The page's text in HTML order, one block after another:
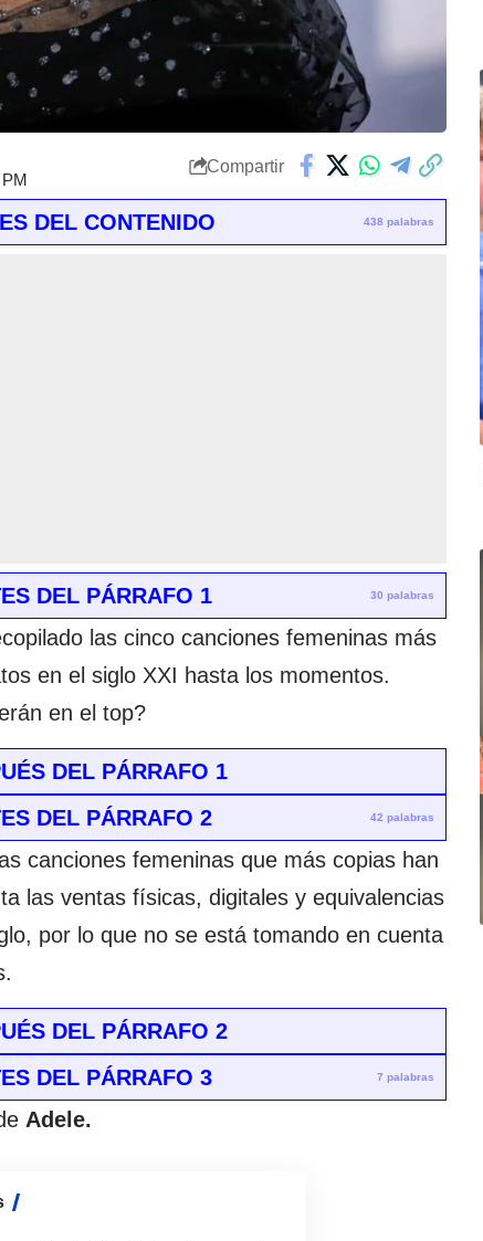
Compartir
DEL CONTENIDO 438 palabras
DEL PÁRRAFO 1 30 palabras
las cinco canciones femeninas más
en el siglo XXI hasta los momentos.
en el top?
DEL PÁRRAFO 1
DEL PÁRRAFO 2
42 palabras
canciones femeninas que más copias han
las ventas físicas, digitales y equivalencias
por lo que no se está tomando en cuenta
DEL PÁRRAFO 2
DEL PÁRRAFO 3
7 palabras
Adele.